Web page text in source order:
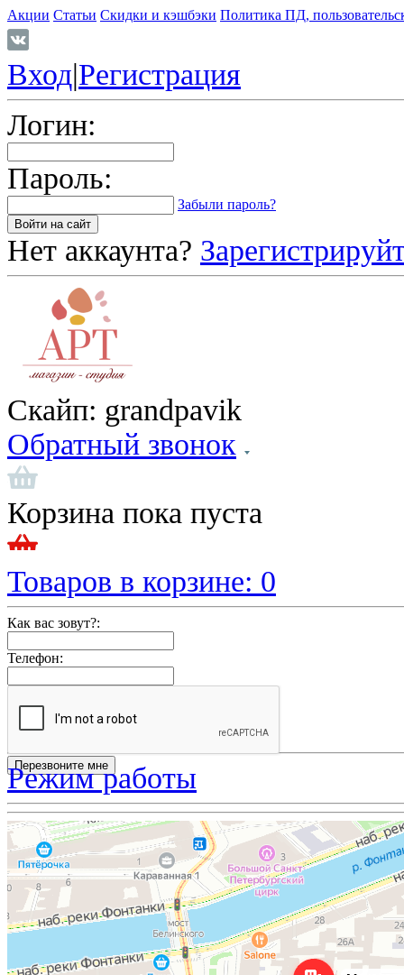
Акции Статьи Скидки и кэшбэки Политика ПД,
Вход|Регистрация
Логин:
Пароль:
Забыли пароль?
Нет аккаунта?
Скайп: grandpavik
Обратный звонок
Корзина пока пуста
Товаров в корзине: 0
Как вас зовут?:
Телефон:
Режим работы